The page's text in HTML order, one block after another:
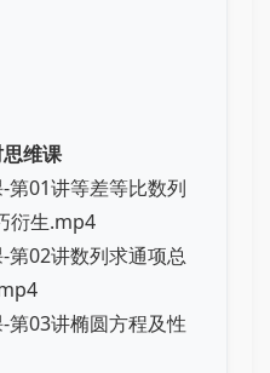
维课
01讲等差等比数列
衍生.mp4
02讲数列求通项总
03讲椭圆方程及性